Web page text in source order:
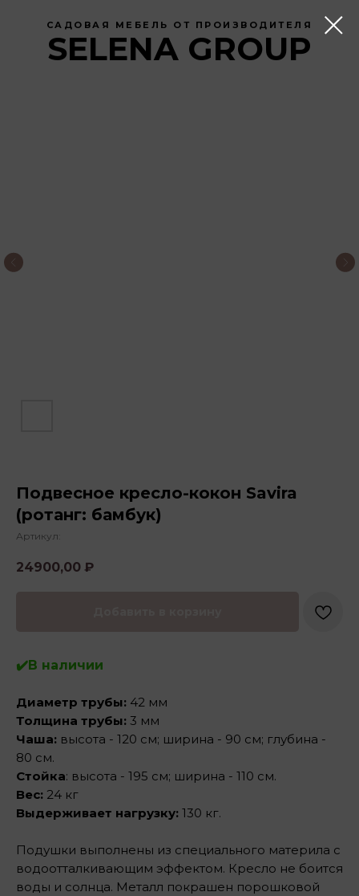
САДОВАЯ МЕБЕЛЬ ОТ ПРОИЗВОДИТЕЛЯ
SELENA GROUP
Подвесное кресло-кокон Savira
(ротанг: бамбук)
Артикул:
24900,00 ₽
✔️В наличии
Диаметр трубы: 42 мм
Толщина трубы: 3 мм
Чаша: высота - 120 см; ширина - 90 см; глубина -
80 см.
Стойка: высота - 195 см; ширина - 110 см.
Вес: 24 кг
Выдерживает нагрузку: 130 кг.
Подушки выполнены из специального материла с
водоотталкивающим эффектом. Кресло не боится
воды и солнца. Металл покрашен порошковой